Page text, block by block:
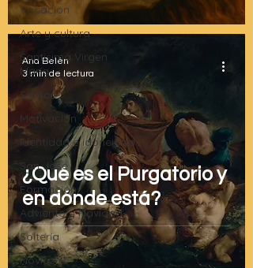
Vocación
Arte y cultura
Santísima Virgen
María
Santos
Motivación
Identidad e idoneidad
San José
Formación
Adviento y Navidad
Soltería
Noviazgo
¿Qué es el Purgatorio y
en dónde está?
Ana Belén
3 min de lectura